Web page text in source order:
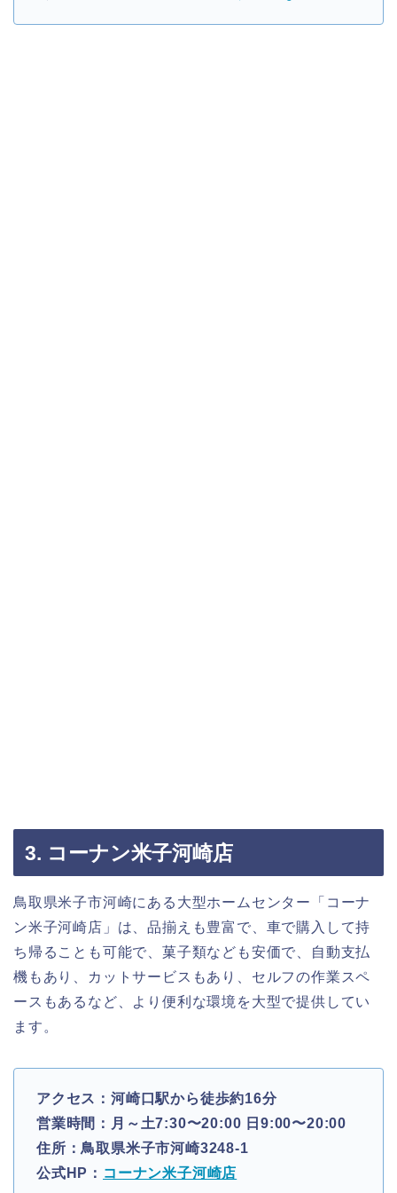
3. コーナン米子河崎店
鳥取県米子市河崎にある大型ホームセンター「コーナ
ン米子河崎店」は、品揃えも豊富で、車で購入して持
ち帰ることも可能で、菓子類なども安価で、自動支払
機もあり、カットサービスもあり、セルフの作業スペ
ースもあるなど、より便利な環境を大型で提供してい
ます。
アクセス：河崎口駅から徒歩約16分
営業時間：月～土7:30〜20:00 日9:00〜20:00
住所：鳥取県米子市河崎3248-1
公式HP： コーナン米子河崎店